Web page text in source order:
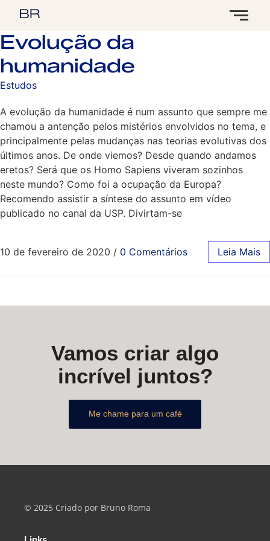
Evolução da
humanidade
Estudos
A evolução da humanidade é num assunto que sempre me
chamou a antenção pelos mistérios envolvidos no tema, e
principalmente pelas mudanças nas teorias evolutivas dos
últimos anos. De onde viemos? Desde quando andamos
eretos? Será que os Homo Sapiens viveram sozinhos
neste mundo? Como foi a ocupação da Europa?
Recomendo assistir a síntese do assunto em vídeo
publicado no canal da USP. Divirtam-se
10 de fevereiro de 2020 / 0 Comentários Leia Mais
Vamos criar algo
incrível juntos?
Me chame para um café
© 2025 Criado por Bruno Roma